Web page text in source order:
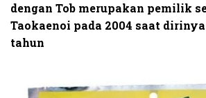
dengan Tob merupakan pemilik
Taokaenoi pada 2004 saat dirinya
tahun